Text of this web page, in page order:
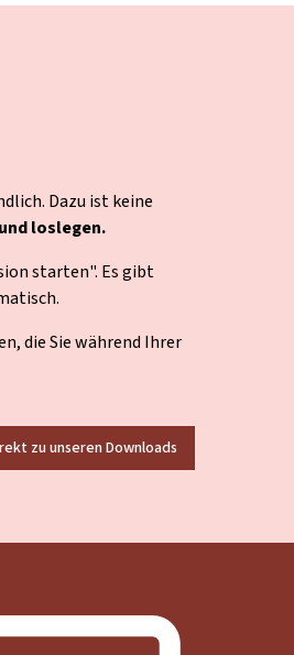
Dazu ist keine
loslegen.
starten". Es gibt
die Sie während Ihrer
zu unseren Downloads